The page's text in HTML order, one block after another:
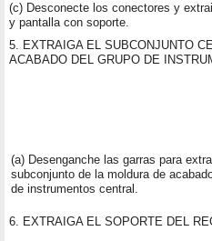
(c) Desconecte los conectores y
y pantalla con soporte.
5. EXTRAIGA EL SUBCONJUNTO
ACABADO DEL GRUPO DE
(a) Desenganche las garras para
subconjunto de la moldura de
de instrumentos central.
6. EXTRAIGA EL SOPORTE DEL